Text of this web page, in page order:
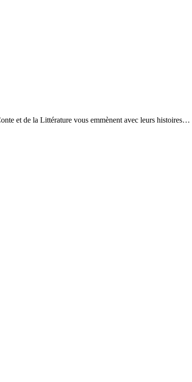
et de la Littérature vous emmènent avec leurs histoires…